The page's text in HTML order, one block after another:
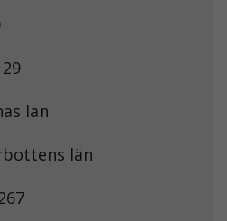
län
län